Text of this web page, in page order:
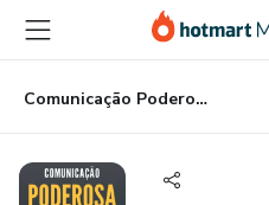
para
conteúdo
principal
para
pagamento
para
rodapé
Comunicação Poderosa - Guia para Speaking public de sucesso